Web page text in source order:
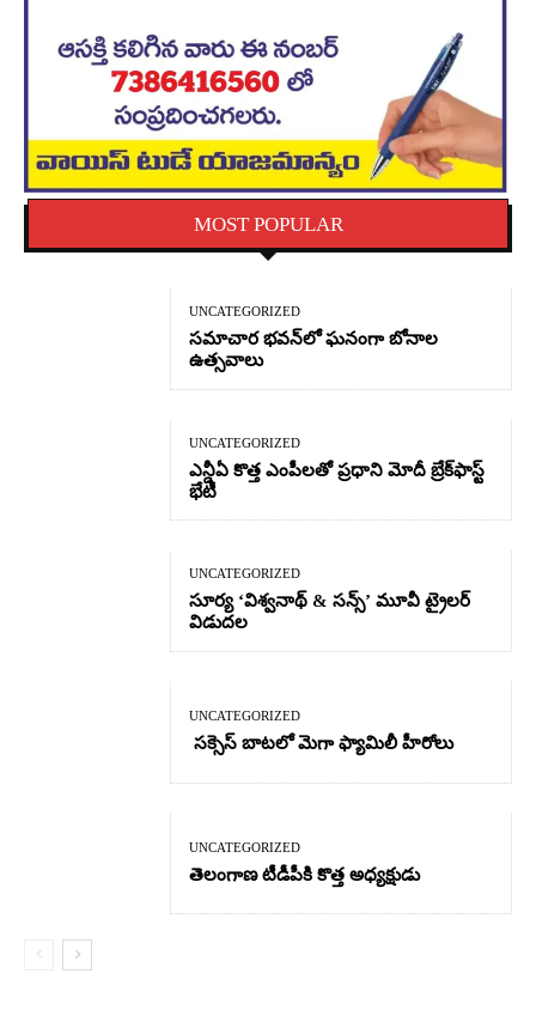
MOST POPULAR
UNCATEGORIZED
సమాచార భవన్‌లో ఘనంగా బోనాల
ఉత్సవాలు
UNCATEGORIZED
ఎన్డీఏ కొత్త ఎంపీలతో ప్రధాని మోదీ బ్రేక్‌ఫాస్ట్
భేటీ
UNCATEGORIZED
సూర్య ‘విశ్వనాథ్ & సన్స్’ మూవీ ట్రైలర్
విడుదల
UNCATEGORIZED
సక్సెస్ బాటలో మెగా ఫ్యామిలీ హీరోలు
UNCATEGORIZED
తెలంగాణ టీడీపీకి కొత్త అధ్యక్షుడు